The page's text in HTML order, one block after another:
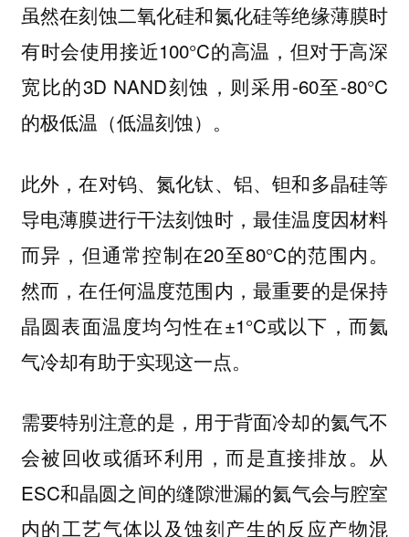
虽然在刻蚀二氧化硅和氮化硅等绝缘薄膜时
有时会使用接近100°C的高温，但对于高深
宽比的3D NAND刻蚀，则采用-60至-80°C
的极低温（低温刻蚀）。
此外，在对钨、氮化钛、铝、钽和多晶硅等
导电薄膜进行干法刻蚀时，最佳温度因材料
而异，但通常控制在20至80°C的范围内。
然而，在任何温度范围内，最重要的是保持
晶圆表面温度均匀性在±1°C或以下，而氦
气冷却有助于实现这一点。
需要特别注意的是，用于背面冷却的氦气不
会被回收或循环利用，而是直接排放。从
ESC和晶圆之间的缝隙泄漏的氦气会与腔室
内的工艺气体以及蚀刻产生的反应产物混